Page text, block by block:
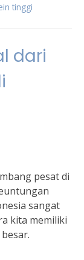
tinggi
dari
pesat di
sangat
kita memiliki